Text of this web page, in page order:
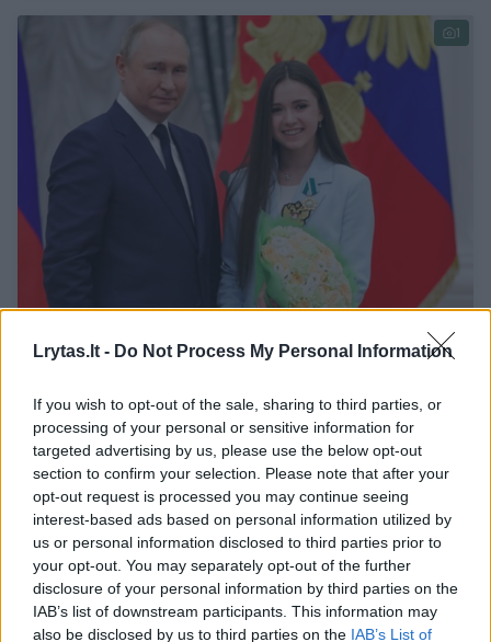
Lrytas.lt - Do Not Process My Personal Information
If you wish to opt-out of the sale, sharing to third parties, or
processing of your personal or sensitive information for
targeted advertising by us, please use the below opt-out
section to confirm your selection. Please note that after your
opt-out request is processed you may continue seeing
interest-based ads based on personal information utilized by
us or personal information disclosed to third parties prior to
your opt-out. You may separately opt-out of the further
disclosure of your personal information by third parties on the
IAB’s list of downstream participants. This information may
also be disclosed by us to third parties on the IAB’s List of
1
K. Valijevos byloje – nesibaigianti istorija:
CAS apeliacijų sulaukė tiek iš rusų, tiek iš
kanadiečių
Sportas 2024-02-27